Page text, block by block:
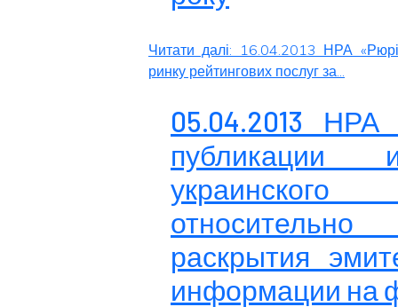
Читати далі: 16.04.2013 НРА
ринку рейтингових послуг за...
05.04.2013
публикации
украинского
раскрытия
информации на